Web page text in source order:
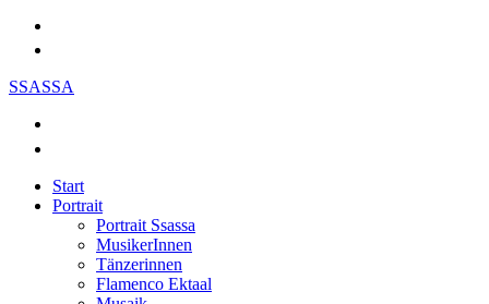
SSASSA
Start
Portrait
Portrait Ssassa
MusikerInnen
Tänzerinnen
Flamenco Ektaal